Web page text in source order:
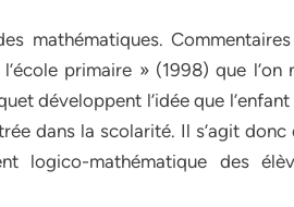
mathématiques.
primaire » (1998) que l’on
développent l’idée que
dans la scolarité. Il s’agit donc
logico-mathématique des